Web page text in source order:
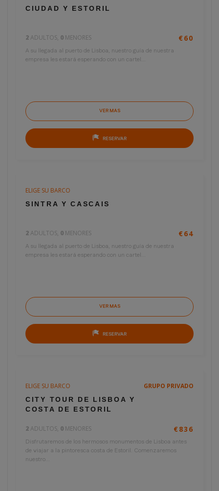
4 horas
CIUDAD Y ESTORIL
2ADULTOS, 0 MENORES €60
A su llegada al puerto de Lisboa, nuestro guía de nuestra
empresa les estará esperando con un cartel...
VER MAS
RESERVAR
4 horas
ELIGE SU BARCO
SINTRA Y CASCAIS
2ADULTOS, 0 MENORES €64
A su llegada al puerto de Lisboa, nuestro guía de nuestra
empresa les estará esperando con un cartel...
VER MAS
RESERVAR
4 horas
GRUPO PRIVADO
ELIGE SU BARCO
CITY TOUR DE LISBOA Y
COSTA DE ESTORIL
2ADULTOS, 0 MENORES €836
Disfrutaremos de los hermosos monumentos de Lisboa antes
de viajar a la pintoresca costa de Estoril. Comenzaremos
nuestro...